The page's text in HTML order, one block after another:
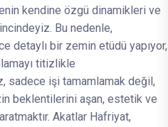
kendine özgü dinamikleri ve
Bu nedenle,
detaylı bir zemin etüdü yapıyor,
titizlikle
sadece işi tamamlamak değil,
beklentilerini aşan, estetik ve
Akatlar Hafriyat,